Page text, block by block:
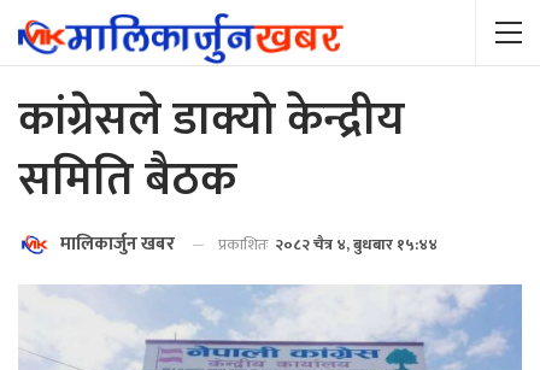
कांग्रेसले डाक्यो केन्द्रीय
समिति बैठक
मालिकार्जुन खबर प्रकाशितः २०८२ चैत्र ४, बुधबार १५:४४